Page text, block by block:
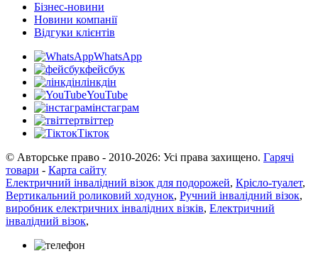
Бізнес-новини
Новини компанії
Відгуки клієнтів
WhatsApp
фейсбук
лінкдін
YouTube
інстаграм
твіттер
Тікток
© Авторське право - 2010-2026: Усі права захищено. Гарячі
товари - Карта сайту
Електричний інвалідний візок для подорожей, Крісло-туалет,
Вертикальний роликовий ходунок, Ручний інвалідний візок,
виробник електричних інвалідних візків, Електричний
інвалідний візок,